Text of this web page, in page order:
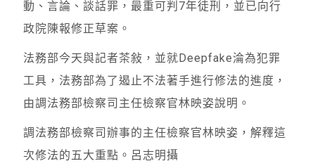
動、言論、談話罪，最重可判7年徒刑，並已向行
政院陳報修正草案。
法務部今天與記者茶敍，並就Deepfake淪為犯罪
工具，法務部為了遏止不法著手進行修法的進度，
由調法務部檢察司主任檢察官林映姿說明。
調法務部檢察司辦事的主任檢察官林映姿，解釋這
次修法的五大重點。呂志明攝